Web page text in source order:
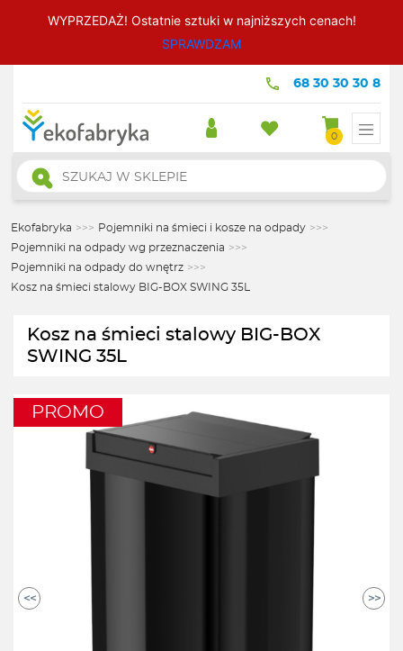
WYPRZEDAŻ! Ostatnie sztuki w najniższych cenach!
SPRAWDZAM
68 30 30 30 8
0
Wyszukiwarka
produktów
Ekofabryka >>> Pojemniki na śmieci i kosze na odpady >>>
Pojemniki na odpady wg przeznaczenia >>>
Pojemniki na odpady do wnętrz >>>
Kosz na śmieci stalowy BIG-BOX SWING 35L
Kosz na śmieci stalowy BIG-BOX
SWING 35L
PROMO
<< >>